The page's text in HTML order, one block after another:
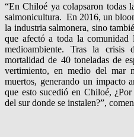
“En Chiloé ya colapsaron todas
salmonicultura. En 2016, un
la industria salmonera, sino
que afectó a toda la
medioambiente. Tras la
mortalidad de 40 toneladas de
vertimiento, en medio del mar
muertos, generando un impacto
que esto sucedió en Chiloé,
del sur donde se instalen?”,